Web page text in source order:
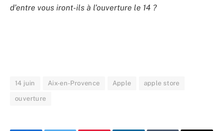
d’entre vous iront-ils à l’ouverture le 14 ?
14 juin Aix-en-Provence Apple apple store
ouverture